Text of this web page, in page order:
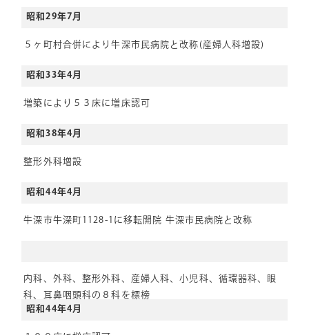
昭和29年7月
５ヶ町村合併により牛深市民病院と改称(産婦人科増設)
昭和33年4月
増築により５３床に増床認可
昭和38年4月
整形外科増設
昭和44年4月
牛深市牛深町1128-1に移転開院 牛深市民病院と改称
内科、外科、整形外科、産婦人科、小児科、循環器科、眼
科、耳鼻咽頭科の８科を標榜
昭和44年4月